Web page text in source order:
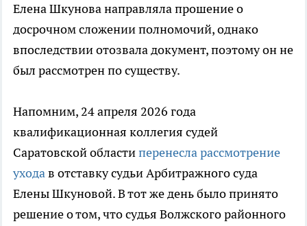
Елена Шкунова направляла прошение о
досрочном сложении полномочий, однако
впоследствии отозвала документ, поэтому он не
был рассмотрен по существу.
Напомним, 24 апреля 2026 года
квалификационная коллегия судей
Саратовской областиперенесла рассмотрение
уходав отставку судьи Арбитражного суда
Елены Шкуновой. В тот же день было принято
решение о том, что судья Волжского районного